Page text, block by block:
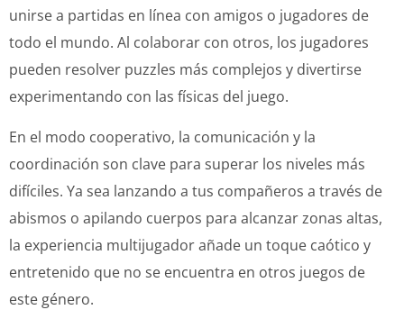
unirse a partidas en línea con amigos o jugadores de
todo el mundo. Al colaborar con otros, los jugadores
pueden resolver puzzles más complejos y divertirse
experimentando con las físicas del juego.
En el modo cooperativo, la comunicación y la
coordinación son clave para superar los niveles más
difíciles. Ya sea lanzando a tus compañeros a través de
abismos o apilando cuerpos para alcanzar zonas altas,
la experiencia multijugador añade un toque caótico y
entretenido que no se encuentra en otros juegos de
este género.